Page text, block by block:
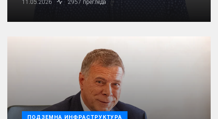
11.05.2026 2957 прегледа
ПОДЗЕМНА ИНФРАСТРУКТУРА